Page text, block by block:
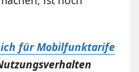
für Mobilfunktarife